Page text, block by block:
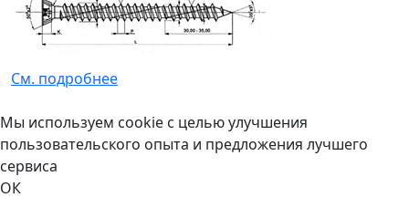
См. подробнее
Мы используем cookie с целью улучшения
пользовательского опыта и предложения лучшего
сервиса
ОК